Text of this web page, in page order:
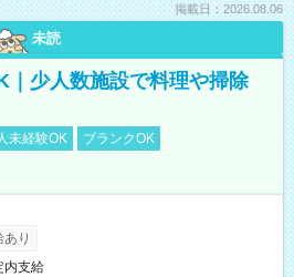
掲載日：2026.08.06
未読
｜少人数施設で料理や掃除
未経験OK
ブランクOK
り
内支給